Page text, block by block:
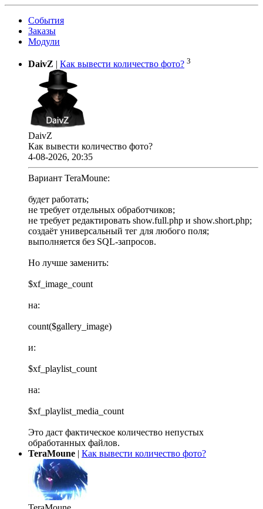
События
Заказы
Модули
DaivZ | Как вывести количество фото? 3
DaivZ
Как вывести количество фото?
4-08-2026, 20:35
Вариант TeraMoune:
будет работать;
не требует отдельных обработчиков;
не требует редактировать show.full.php и show.short.php;
создаёт универсальный тег для любого поля;
выполняется без SQL-запросов.
Но лучше заменить:
$xf_image_count
на:
count($gallery_image)
и:
$xf_playlist_count
на:
$xf_playlist_media_count
Это даст фактическое количество непустых
обработанных файлов.
TeraMoune | Как вывести количество фото?